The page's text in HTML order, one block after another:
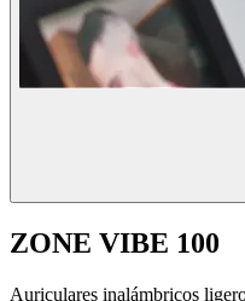
ZONE VIBE 100
Auriculares inalámbricos